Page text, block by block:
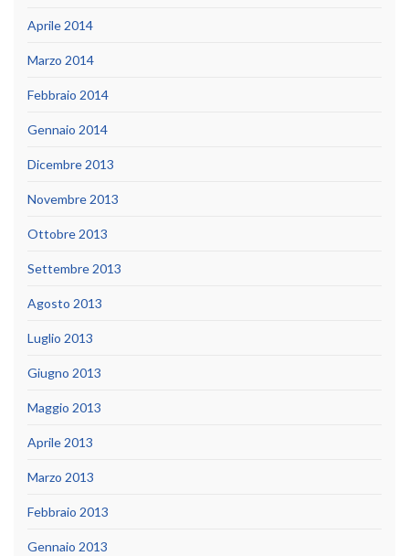
Aprile 2014
Marzo 2014
Febbraio 2014
Gennaio 2014
Dicembre 2013
Novembre 2013
Ottobre 2013
Settembre 2013
Agosto 2013
Luglio 2013
Giugno 2013
Maggio 2013
Aprile 2013
Marzo 2013
Febbraio 2013
Gennaio 2013